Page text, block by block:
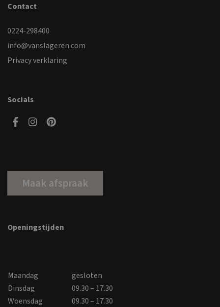
Contact
0224-298400
info@vanslageren.com
Privacy verklaring
Socials
Maak afspraak
Openingstijden
Maandag
gesloten
Dinsdag
09.30 – 17.30
Woensdag
09.30 – 17.30